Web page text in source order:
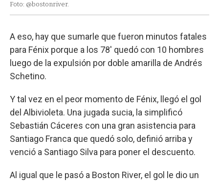
Foto: @bostonriver.
A eso, hay que sumarle que fueron minutos fatales
para Fénix porque a los 78' quedó con 10 hombres
luego de la expulsión por doble amarilla de Andrés
Schetino.
Y tal vez en el peor momento de Fénix, llegó el gol
del Albivioleta. Una jugada sucia, la simplificó
Sebastián Cáceres con una gran asistencia para
Santiago Franca que quedó solo, definió arriba y
venció a Santiago Silva para poner el descuento.
Al igual que le pasó a Boston River, el gol le dio un